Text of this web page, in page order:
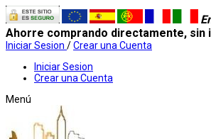
Ahorre comprando directamente, sin
Iniciar Sesion /Crear una Cuenta
Iniciar Sesion
Crear una Cuenta
Menú